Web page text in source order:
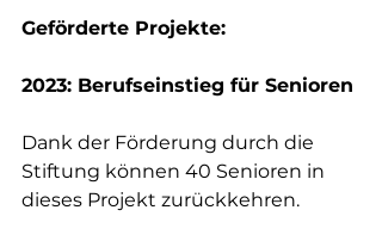
Geförderte Projekte:
2023: Berufseinstieg für Senioren
Dank der Förderung durch die
Stiftung können 40 Senioren in
dieses Projekt zurückkehren.